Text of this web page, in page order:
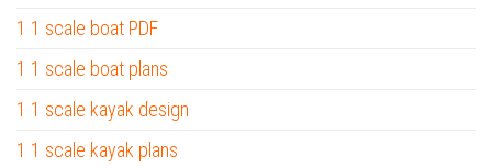
1 1 scale boat PDF
1 1 scale boat plans
1 1 scale kayak design
1 1 scale kayak plans